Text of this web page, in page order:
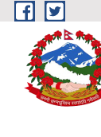
Skip to main content